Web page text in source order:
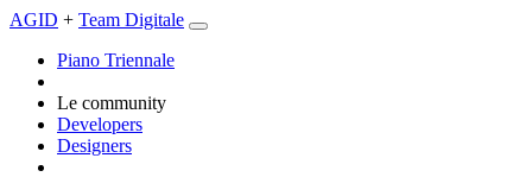
AGID + Team Digitale
Piano Triennale
Le community
Developers
Designers